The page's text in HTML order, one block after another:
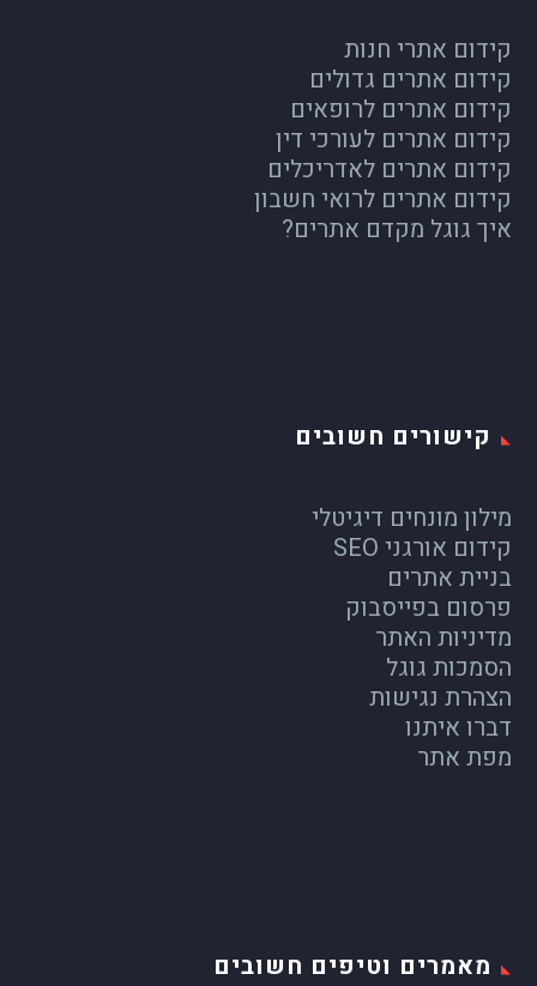
קידום אתרי חנות
קידום אתרים גדולים
קידום אתרים לרופאים
קידום אתרים לעורכי דין
קידום אתרים לאדריכלים
קידום אתרים לרואי חשבון
איך גוגל מקדם אתרים?
קישורים חשובים
מילון מונחים דיגיטלי
קידום אורגני SEO
בניית אתרים
פרסום בפייסבוק
מדיניות האתר
הסמכות גוגל
הצהרת נגישות
דברו איתנו
מפת אתר
מאמרים וטיפים חשובים